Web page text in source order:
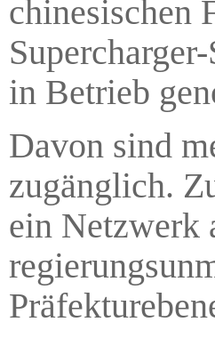
chinesischen
in Betrieb
Davon sind
zugänglich.
ein Netzwerk